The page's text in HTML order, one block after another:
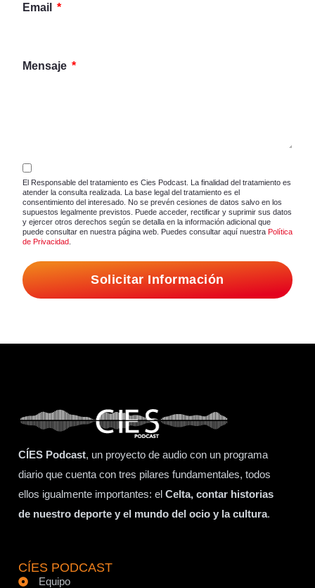
Email
Mensaje
El Responsable del tratamiento es Cies Podcast. La finalidad del tratamiento es
atender la consulta realizada. La base legal del tratamiento es el
consentimiento del interesado. No se prevén cesiones de datos salvo en los
supuestos legalmente previstos. Puede acceder, rectificar y suprimir sus datos
y ejercer otros derechos según se detalla en la información adicional que
puede consultar en nuestra página web. Puedes consultar aquí nuestra Política
de Privacidad
Solicitar Información
CÍES Podcast, un proyecto de audio con un programa
diario que cuenta con tres pilares fundamentales, todos
ellos igualmente importantes: el Celta, contar historias
de nuestro deporte y el mundo del ocio y la cultura.
CÍES PODCAST
Equipo